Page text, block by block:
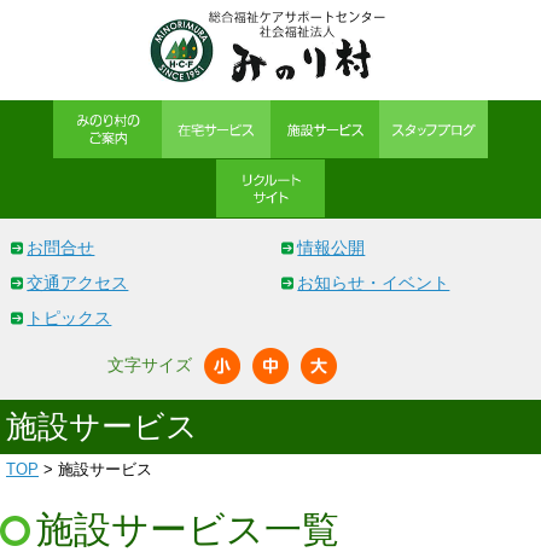
お問合せ
情報公開
交通アクセス
お知らせ・イベント
トピックス
文字サイズ
施設サービス
TOP > 施設サービス
施設サービス一覧